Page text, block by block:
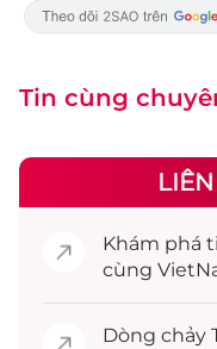
Tin cùng
Khám phá
cùng
Dòng chảy